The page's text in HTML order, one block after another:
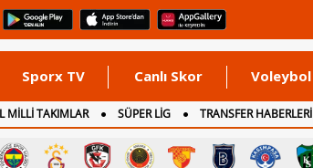
Sporx TV Canlı Skor Voleybol
MİLLİ TAKIMLAR SÜPER LİG TRANSFER HABERLERİ